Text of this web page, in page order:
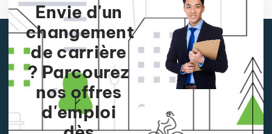
Envie d'un
changement
de carrière
? Parcourez
nos offres
d'emploi